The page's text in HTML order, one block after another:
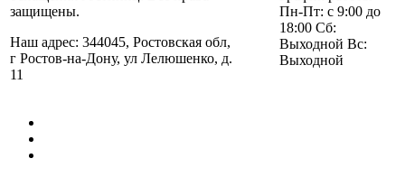
защищены.
Наш адрес: 344045, Ростовская обл,
г Ростов-на-Дону, ул Лелюшенко, д.
11
Пн-Пт: с 9:00 до
18:00 Сб:
Выходной Вс:
Выходной